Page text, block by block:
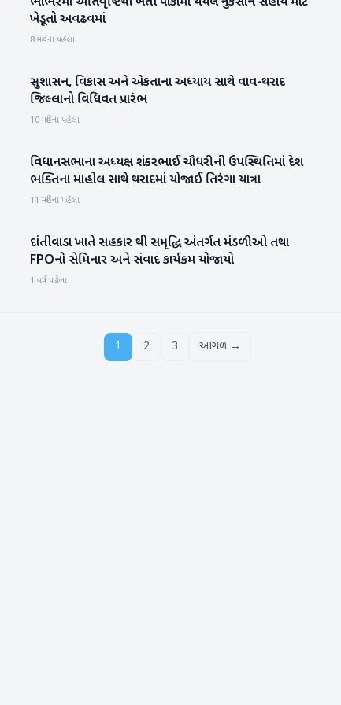
ખેડૂતો અવઢવમાં
8 મહિના પહેલા
બનાસકાંઠા
સુશાસન, વિકાસ અને એકતાના અધ્યાય સાથે વાવ-થરાદ
જિલ્લાનો વિધિવત પ્રારંભ
10 મહિના પહેલા
બનાસકાંઠા
વિધાનસભાના અધ્યક્ષ શંકરભાઈ ચૌધરીની ઉપસ્થિતિમાં દેશ
ભક્તિના માહોલ સાથે થરાદમાં યોજાઈ તિરંગા યાત્રા
11 મહિના પહેલા
બનાસકાંઠા
દાંતીવાડા ખાતે સહકાર થી સમૃદ્ધિ અંતર્ગત મંડળીઓ તથા
FPOનો સેમિનાર અને સંવાદ કાર્યક્રમ યોજાયો
1 વર્ષ પહેલા
1 2 3 આગળ →